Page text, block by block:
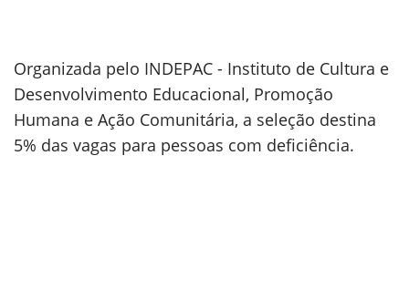
Organizada pelo INDEPAC - Instituto de Cultura e
Desenvolvimento Educacional, Promoção
Humana e Ação Comunitária, a seleção destina
5% das vagas para pessoas com deficiência.